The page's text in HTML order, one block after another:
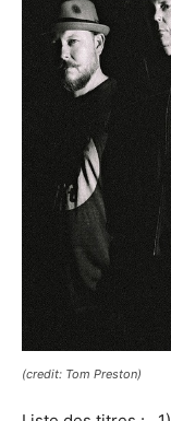
(credit: Tom Preston)